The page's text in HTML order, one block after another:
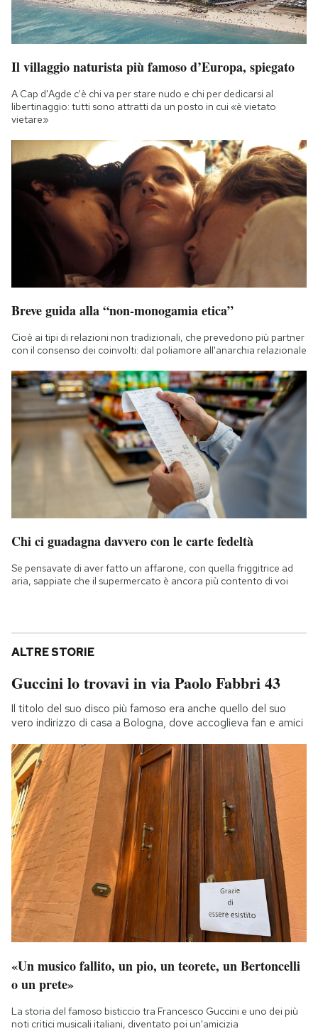
Il villaggio naturista più famoso d’Europa, spiegato
A Cap d'Agde c'è chi va per stare nudo e chi per dedicarsi al
libertinaggio: tutti sono attratti da un posto in cui «è vietato
vietare»
Breve guida alla “non-monogamia etica”
Cioè ai tipi di relazioni non tradizionali, che prevedono più partner
con il consenso dei coinvolti: dal poliamore all'anarchia relazionale
Chi ci guadagna davvero con le carte fedeltà
Se pensavate di aver fatto un affarone, con quella friggitrice ad
aria, sappiate che il supermercato è ancora più contento di voi
ALTRE STORIE
Guccini lo trovavi in via Paolo Fabbri 43
Il titolo del suo disco più famoso era anche quello del suo
vero indirizzo di casa a Bologna, dove accoglieva fan e amici
«Un musico fallito, un pio, un teorete, un Bertoncelli
o un prete»
La storia del famoso bisticcio tra Francesco Guccini e uno dei più
noti critici musicali italiani, diventato poi un'amicizia